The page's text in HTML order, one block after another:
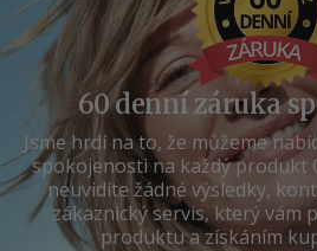
60 denní záruka
Jsme hrdí na to, že můžeme
spokojenosti na každý produkt
neuvidíte žádné výsledky,
zákaznický servis, který vám
produktu a získáním